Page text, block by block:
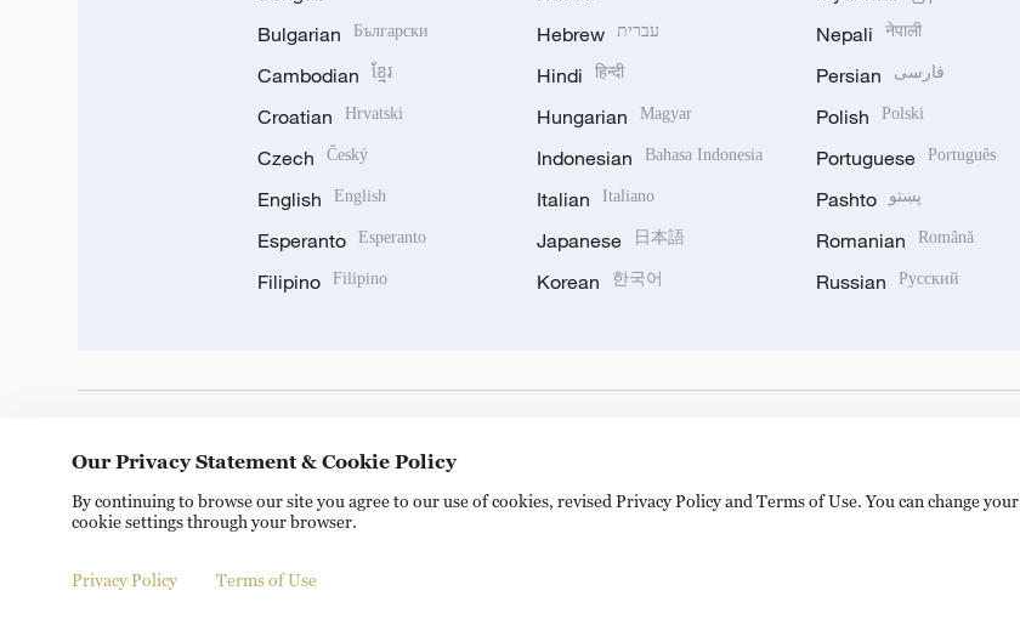
Bulgarian Български
Cambodian ខ្មែរ
Croatian Hrvatski
Czech Český
English English
Esperanto Esperanto
Filipino Filipino
Hebrew עברית
Hindi हिन्दी
Hungarian Magyar
Indonesian Bahasa Indonesia
Italian Italiano
Japanese 日本語
Korean 한국어
Nepali नेपाली
Persian فارسی
Polish Polski
Portuguese Português
Pashto پښتو
Romanian Română
Russian Русский
Copyright © 2024 CGTN. 京ICP备20000184号
Our Privacy Statement & Cookie Policy
By continuing to browse our site you agree to our use of cookies, revised Privacy Policy and Terms of Use. You can change your
cookie settings through your browser.
Privacy Policy Terms of Use